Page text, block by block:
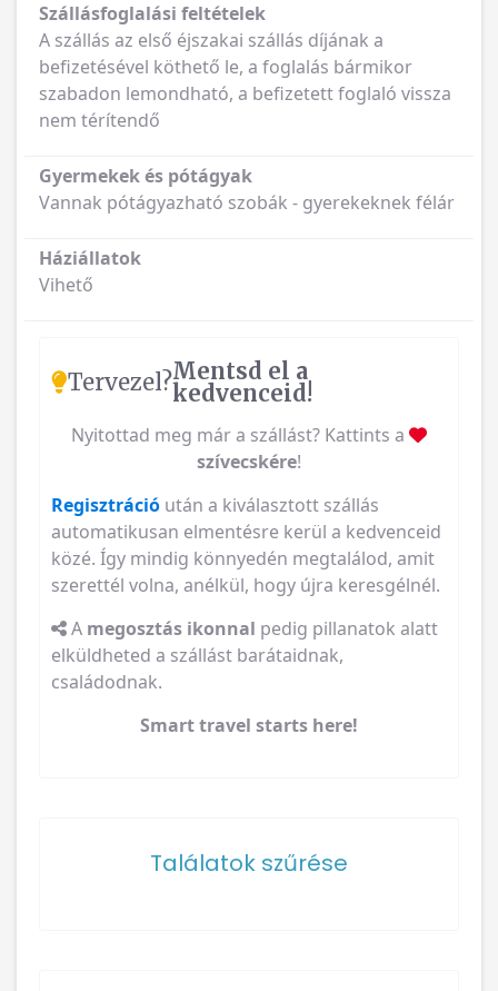
Szállásfoglalási feltételek
A szállás az első éjszakai szállás díjának a
befizetésével köthető le, a foglalás bármikor
szabadon lemondható, a befizetett foglaló vissza
nem térítendő
Gyermekek és pótágyak
Vannak pótágyazható szobák - gyerekeknek félár
Háziállatok
Vihető
Tervezel?Mentsd el a
kedvenceid!
Nyitottad meg már a szállást? Kattints a
szívecskére!
Regisztráció után a kiválasztott szállás
automatikusan elmentésre kerül a kedvenceid
közé. Így mindig könnyedén megtalálod, amit
szerettél volna, anélkül, hogy újra keresgélnél.
A megosztás ikonnal pedig pillanatok alatt
elküldheted a szállást barátaidnak,
családodnak.
Smart travel starts here!
Találatok szűrése